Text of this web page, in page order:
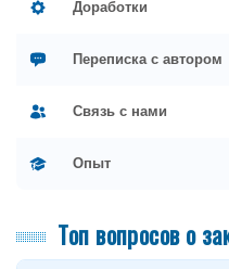
Доработки
Переписка с автором
Связь с нами
Опыт
Топ вопросов о